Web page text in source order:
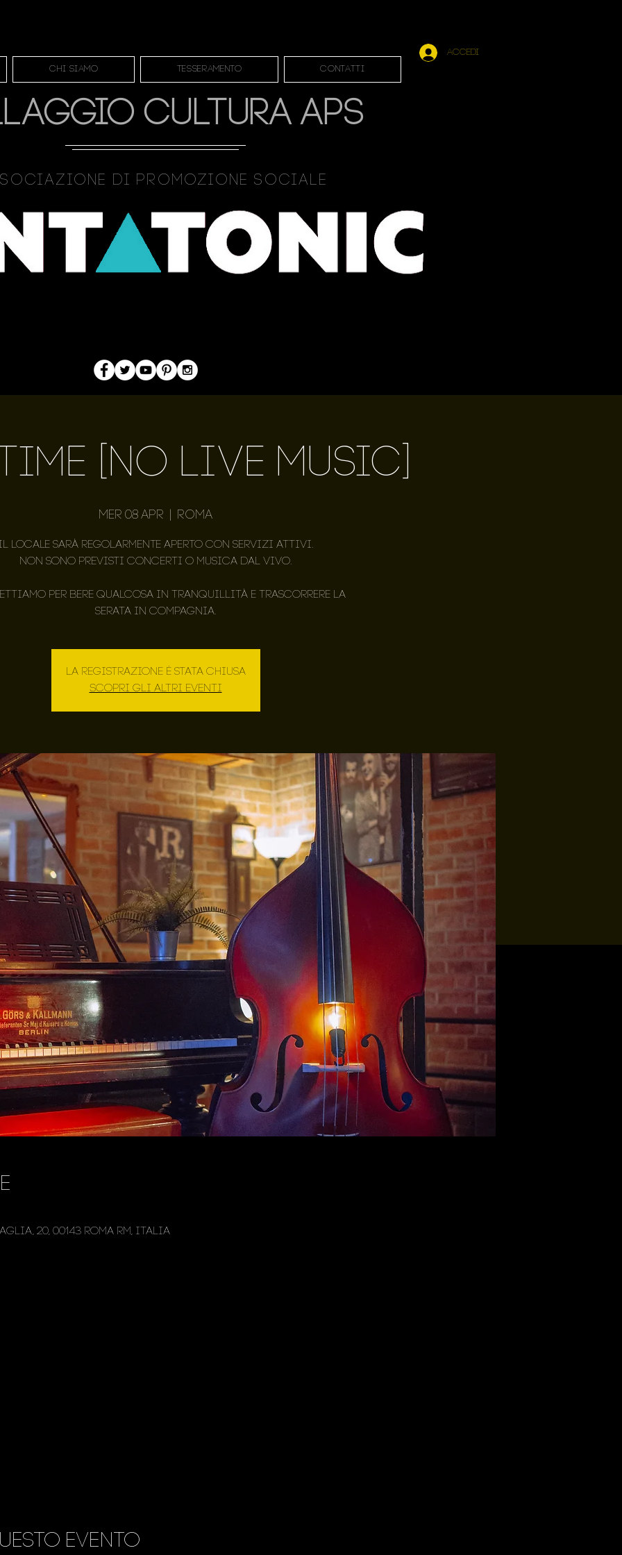
Chi siamo Tesseramento Contatti
Accedi
CULTURA APS
Di Promozione Sociale
[NO LIVE MUSIC]
mer 08 apr Roma
locale sarà regolarmente aperto con servizi attivi.
Non sono previsti concerti o musica dal vivo.
per bere qualcosa in tranquillità e trascorrere la
serata in compagnia.
La registrazione è stata chiusa
Scopri gli altri eventi
20, 00143 Roma RM, Italia
evento